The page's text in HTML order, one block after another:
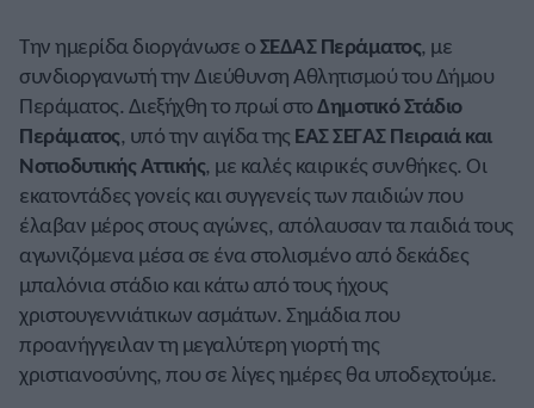
Την ημερίδα διοργάνωσε οΣΕΔΑΣ Περάματος, με
συνδιοργανωτή την Διεύθυνση Αθλητισμού του Δήμου
Περάματος. Διεξήχθη το πρωί στοΔημοτικό Στάδιο
Περάματος, υπό την αιγίδα της ΕΑΣ ΣΕΓΑΣ Πειραιά και
Νοτιοδυτικής Αττικής, με καλές καιρικές συνθήκες. Οι
εκατοντάδες γονείς και συγγενείς των παιδιών που
έλαβαν μέρος στους αγώνες, απόλαυσαν τα παιδιά τους
αγωνιζόμενα μέσα σε ένα στολισμένο από δεκάδες
μπαλόνια στάδιο και κάτω από τους ήχους
χριστουγεννιάτικων ασμάτων. Σημάδια που
προανήγγειλαν τη μεγαλύτερη γιορτή της
χριστιανοσύνης, που σε λίγες ημέρες θα υποδεχτούμε.